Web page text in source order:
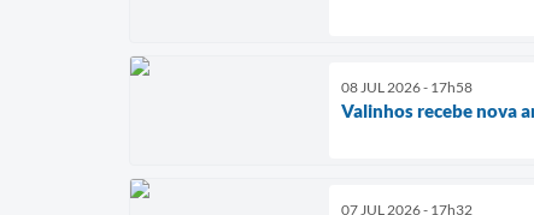
08 JUL 2026 - 17h58
Valinhos recebe nova
07 JUL 2026 - 17h32